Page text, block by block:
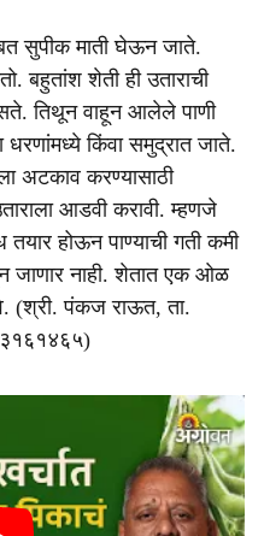
सुपीक माती घेऊन जाते.
बहुतांश शेती ही उताराची
तिथून वाहून आलेले पाणी
धरणांमध्ये किंवा समुद्रात जाते.
अटकाव करण्यासाठी
आडवी करावी. म्हणजे
होऊन पाण्याची गती कमी
जाणार नाही. शेतात एक ओळ
(श्री. पंकज राऊत, ता.